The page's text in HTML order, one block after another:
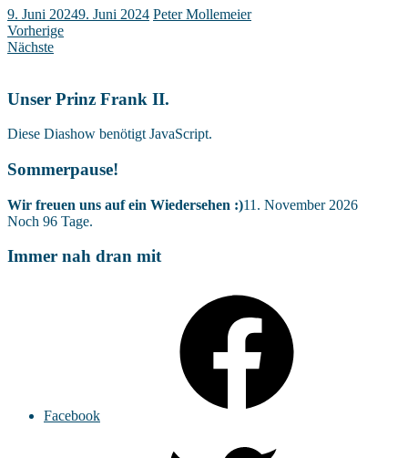
9. Juni 20249. Juni 2024 Peter Mollemeier
Vorherige
Nächste
Unser Prinz Frank II.
Diese Diashow benötigt JavaScript.
Sommerpause!
Wir freuen uns auf ein Wiedersehen :)11. November 2026
Noch 96 Tage.
Immer nah dran mit
Facebook